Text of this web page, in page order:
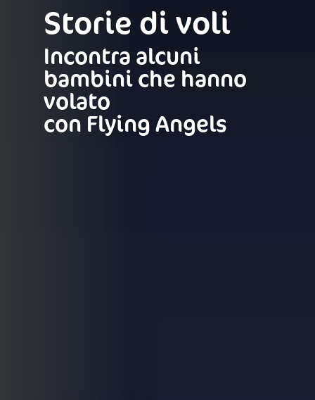
Storie di voli
Incontra alcuni
bambini che hanno
volato
con Flying Angels